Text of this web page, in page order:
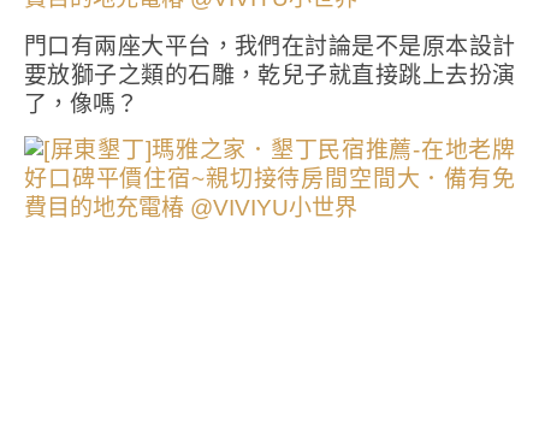
門口有兩座大平台，我們在討論是不是原本設計
要放獅子之類的石雕，乾兒子就直接跳上去扮演
了，像嗎？